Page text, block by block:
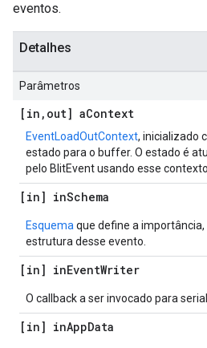
eventos.
Detalhes
Parâmetros
[in , out] aContext
EventLoadOutContext, inicializado
estado para o buffer. O estado é
pelo BlitEvent usando esse contexto.
[in] inSchema
Esquema que define a importância,
estrutura desse evento.
[in] inEventWriter
O callback a ser invocado para
[in] inAppData